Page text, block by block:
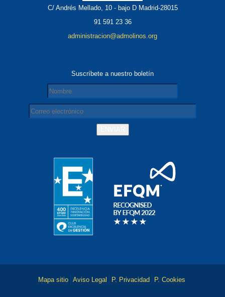
C/ Andrés Mellado, 10 - bajo D Madrid-28015
91 591 23 36
administracion@admolinos.org
Suscríbete a nuestro boletín
Mapa sitio Aviso Legal P. Privacidad P. Cookies